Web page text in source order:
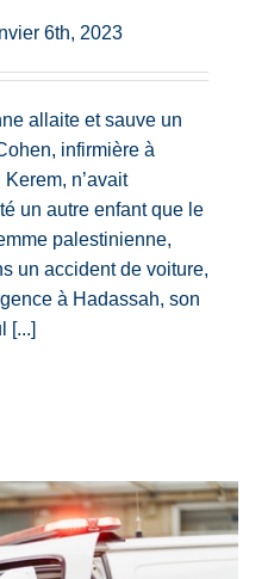
6th, 2023
allaite et sauve un
infirmière à
n’avait
un autre enfant que le
palestinienne,
un accident de voiture,
à Hadassah, son
[...]